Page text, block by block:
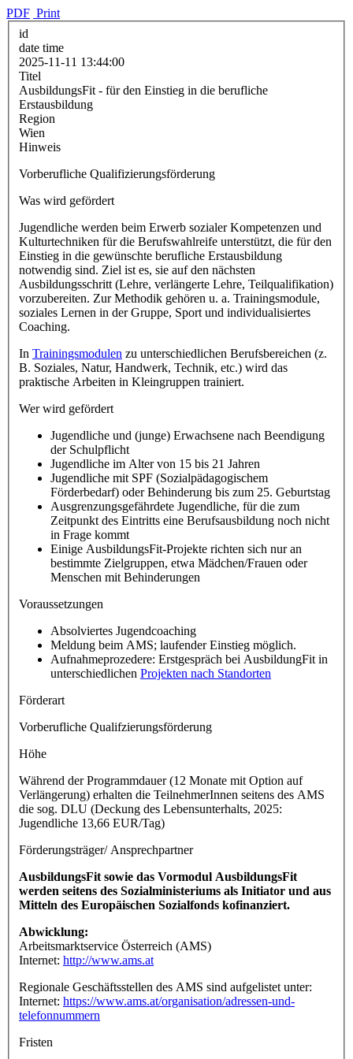
PDF Print
id
date time
2025-11-11 13:44:00
Titel
AusbildungsFit - für den Einstieg in die berufliche
Erstausbildung
Region
Wien
Hinweis
Vorberufliche Qualifizierungsförderung
Was wird gefördert
Jugendliche werden beim Erwerb sozialer Kompetenzen und
Kulturtechniken für die Berufswahlreife unterstützt, die für den
Einstieg in die gewünschte berufliche Erstausbildung
notwendig sind. Ziel ist es, sie auf den nächsten
Ausbildungsschritt (Lehre, verlängerte Lehre, Teilqualifikation)
vorzubereiten. Zur Methodik gehören u. a. Trainingsmodule,
soziales Lernen in der Gruppe, Sport und individualisiertes
Coaching.
In Trainingsmodulen zu unterschiedlichen Berufsbereichen (z.
B. Soziales, Natur, Handwerk, Technik, etc.) wird das
praktische Arbeiten in Kleingruppen trainiert.
Wer wird gefördert
Jugendliche und (junge) Erwachsene nach Beendigung
der Schulpflicht
Jugendliche im Alter von 15 bis 21 Jahren
Jugendliche mit SPF (Sozialpädagogischem
Förderbedarf) oder Behinderung bis zum 25. Geburtstag
Ausgrenzungsgefährdete Jugendliche, für die zum
Zeitpunkt des Eintritts eine Berufsausbildung noch nicht
in Frage kommt
Einige AusbildungsFit-Projekte richten sich nur an
bestimmte Zielgruppen, etwa Mädchen/Frauen oder
Menschen mit Behinderungen
Voraussetzungen
Absolviertes Jugendcoaching
Meldung beim AMS; laufender Einstieg möglich.
Aufnahmeprozedere: Erstgespräch bei AusbildungFit in
unterschiedlichen Projekten nach Standorten
Förderart
Vorberufliche Qualifzierungsförderung
Höhe
Während der Programmdauer (12 Monate mit Option auf
Verlängerung) erhalten die TeilnehmerInnen seitens des AMS
die sog. DLU (Deckung des Lebensunterhalts, 2025:
Jugendliche 13,66 EUR/Tag)
Förderungsträger/ Ansprechpartner
AusbildungsFit sowie das Vormodul AusbildungsFit
werden seitens des Sozialministeriums als Initiator und aus
Mitteln des Europäischen Sozialfonds kofinanziert.
Abwicklung:
Arbeitsmarktservice Österreich (AMS)
Internet: http://www.ams.at
Regionale Geschäftsstellen des AMS sind aufgelistet unter:
Internet: https://www.ams.at/organisation/adressen-und-
telefonnummern
Fristen